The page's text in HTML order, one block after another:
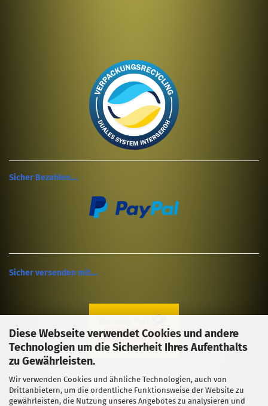
Diese Webseite verwendet Cookies und andere
Technologien um die Sicherheit Ihres Aufenthalts
zu Gewährleisten.
Wir verwenden Cookies und ähnliche Technologien, auch von
Drittanbietern, um die ordentliche Funktionsweise der Website zu
gewährleisten, die Nutzung unseres Angebotes zu analysieren und
Sicher Bezahlen....
Sicher versenden mit....